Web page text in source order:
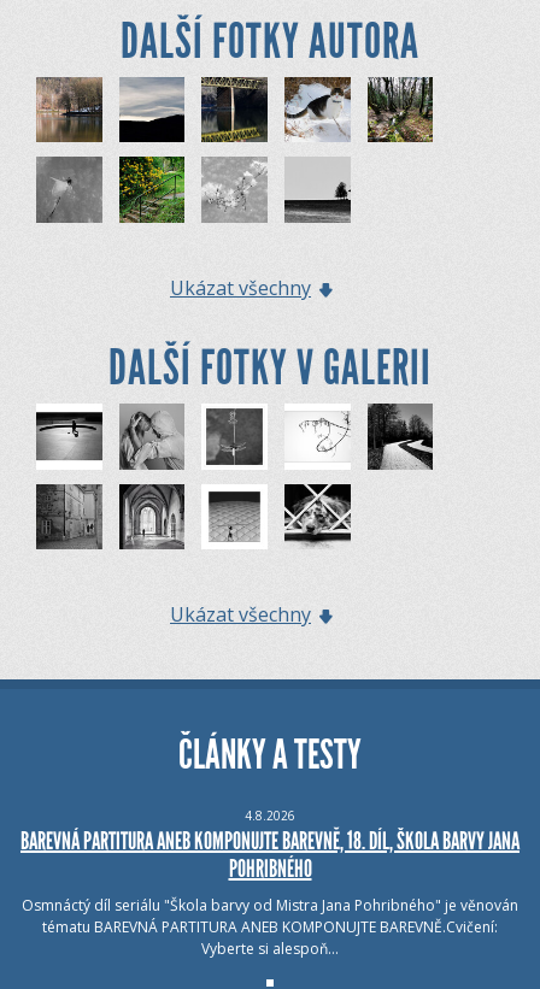
DALŠÍ FOTKY AUTORA
Ukázat všechny
DALŠÍ FOTKY V GALERII
Ukázat všechny
ČLÁNKY A TESTY
4.8.2026
BAREVNÁ PARTITURA ANEB KOMPONUJTE BAREVNĚ, 18. DÍL, ŠKOLA BARVY JANA
POHRIBNÉHO
Osmnáctý díl seriálu "Škola barvy od Mistra Jana Pohribného" je věnován
tématu BAREVNÁ PARTITURA ANEB KOMPONUJTE BAREVNĚ.Cvičení:
Vyberte si alespoň…